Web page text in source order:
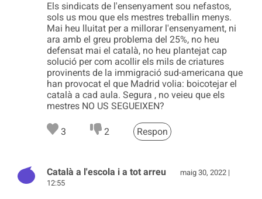
Els sindicats de l'ensenyament sou nefastos,
sols us mou que els mestres treballin menys.
Mai heu lluitat per a millorar l'ensenyament, ni
ara amb el greu problema del 25%, no heu
defensat mai el català, no heu plantejat cap
solució per com acollir els mils de criatures
provinents de la immigració sud-americana que
han provocat el que Madrid volia: boicotejar el
català a cad aula. Segura , no veieu que els
mestres NO US SEGUEIXEN?
3 2 Respon
Català a l'escola i a tot arreu
maig 30, 2022 |
12:55